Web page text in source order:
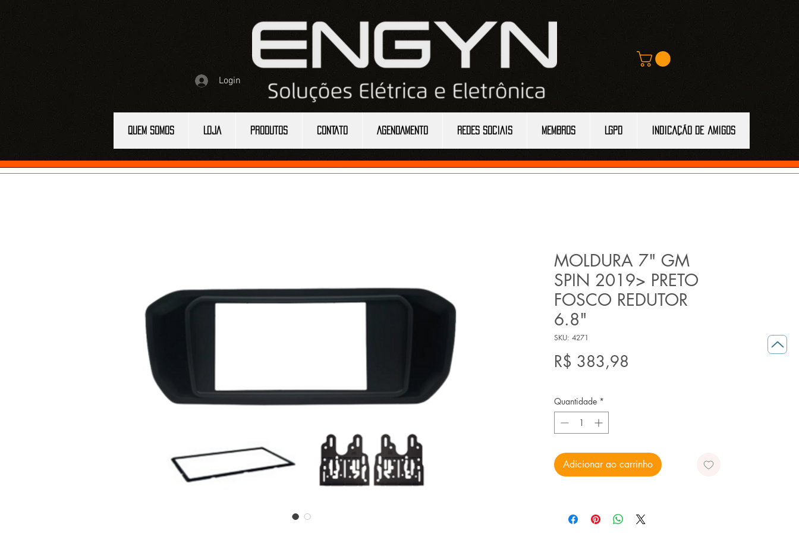
Login
QUEM SOMOS LOJA PRODUTOS CONTATO AGENDAMENTO REDES SOCIAIS MEMBROS LGPD Indicação de amigos
MOLDURA 7" GM
SPIN 2019> PRETO
FOSCO REDUTOR
6.8"
SKU: 4271
R$ 383,98
Quantidade *
Adicionar ao carrinho